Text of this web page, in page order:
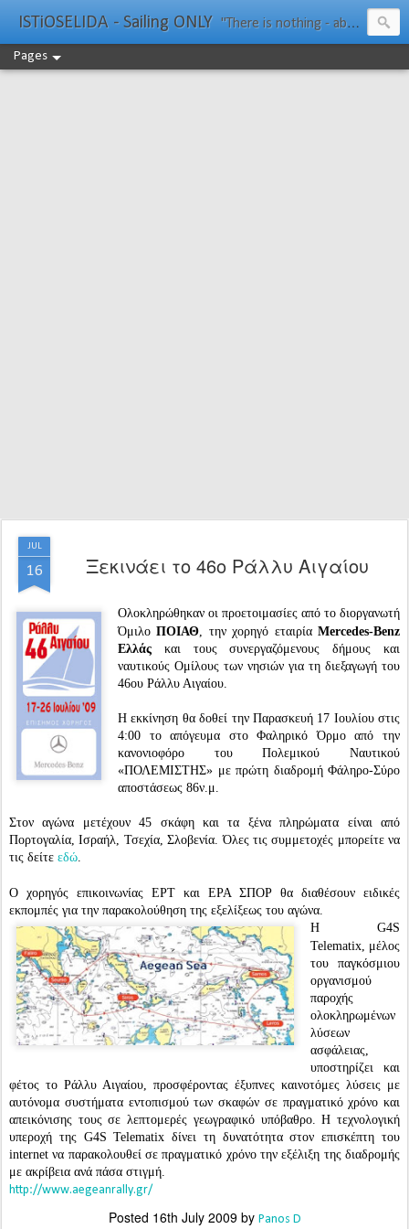
ISTiOSELIDA - Sailing ONLY "There is nothing - absolutely nothing - half so much worth doing as simply messing about in boats." Water Rat, Kenneth Grahame
Pages
JUL
16 Ξεκινάει το 46ο Ράλλυ Αιγαίου
Ολοκληρώθηκαν οι προετοιμασίες από το διοργανωτή
ΌμιλοΠΟΙΑΘ, την χορηγό εταιρίαMercedes-Benz
Ελλάς και τους συνεργαζόμενους δήμους και
ναυτικούς Ομίλους των νησιών για τη διεξαγωγή του
46ου Ράλλυ Αιγαίου.
Η εκκίνηση θα δοθεί την Παρασκευή 17 Ιουλίου στις
4:00 το απόγευμα στο Φαληρικό Όρμο από την
κανονιοφόρο του Πολεμικού Ναυτικού
«ΠΟΛΕΜΙΣΤΗΣ» με πρώτη διαδρομή Φάληρο-Σύρο
αποστάσεως 86ν.μ.
Στον αγώνα μετέχουν 45 σκάφη και τα ξένα πληρώματα είναι από
Πορτογαλία, Ισραήλ, Τσεχία, Σλοβενία. Όλες τις συμμετοχές μπορείτε να
τις δείτε εδώ.
Ο χορηγός επικοινωνίας ΕΡΤ και ΕΡΑ ΣΠΟΡ θα διαθέσουν ειδικές
εκπομπές για την παρακολούθηση της εξελίξεως του αγώνα.
H G4S
Telematix, μέλος
του παγκόσμιου
οργανισμού
παροχής
ολοκληρωμένων
λύσεων
ασφάλειας,
υποστηρίζει και
φέτος το Ράλλυ Αιγαίου, προσφέροντας έξυπνες καινοτόμες λύσεις με
αυτόνομα συστήματα εντοπισμού των σκαφών σε πραγματικό χρόνο και
απεικόνισης τους σε λεπτομερές γεωγραφικό υπόβαθρο. Η τεχνολογική
υπεροχή της G4S Telematix δίνει τη δυνατότητα στον επισκέπτη του
internet να παρακολουθεί σε πραγματικό χρόνο την εξέλιξη της διαδρομής
με ακρίβεια ανά πάσα στιγμή.
http://www.aegeanrally.gr/
Posted 16th July 2009by Panos D